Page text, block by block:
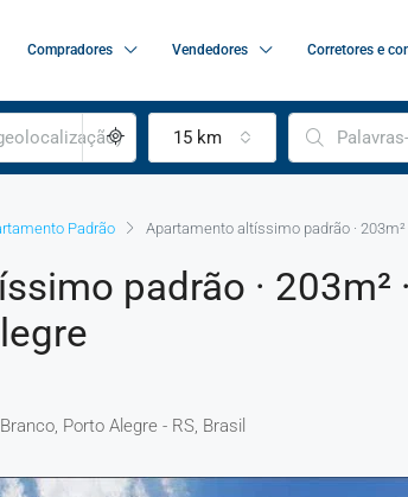
Compradores Vendedores Corretores e
15 km
Padrão Apartamento altíssimo padrão · 203m²
padrão · 203m²
Porto Alegre - RS, Brasil